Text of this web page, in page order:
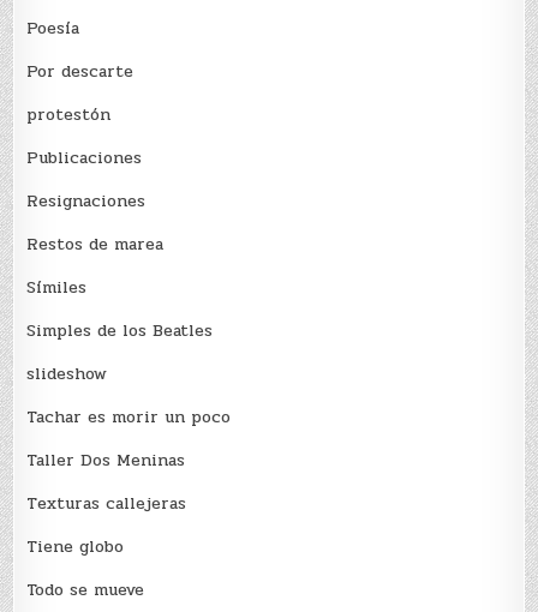
Poesía
Por descarte
protestón
Publicaciones
Resignaciones
Restos de marea
Sí­miles
Simples de los Beatles
slideshow
Tachar es morir un poco
Taller Dos Meninas
Texturas callejeras
Tiene globo
Todo se mueve